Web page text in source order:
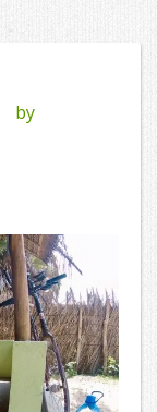
by